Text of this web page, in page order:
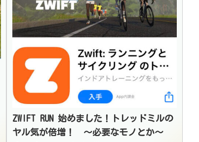
ZWIFT RUN 始めました！トレッドミルの
ヤル気が倍増！ 〜必要なモノとか〜